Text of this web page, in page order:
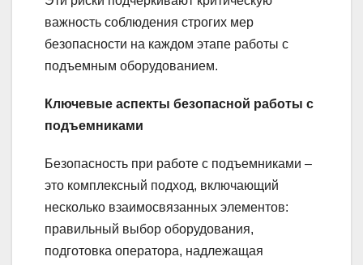
важность соблюдения строгих мер
безопасности на каждом этапе работы с
подъемным оборудованием.
Ключевые аспекты безопасной работы с
подъемниками
Безопасность при работе с подъемниками –
это комплексный подход, включающий
несколько взаимосвязанных элементов:
правильный выбор оборудования,
подготовка оператора, надлежащая